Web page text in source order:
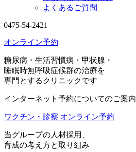
よくあるご質問
0475-54-2421
オンライン予約
糖尿病・生活習慣病・甲状腺・
睡眠時無呼吸症候群の治療を
専門とするクリニックです
インターネット予約についてのご案内
ワクチン・診察 オンライン予約
当グループの人材採用、
育成の考え方と取り組み